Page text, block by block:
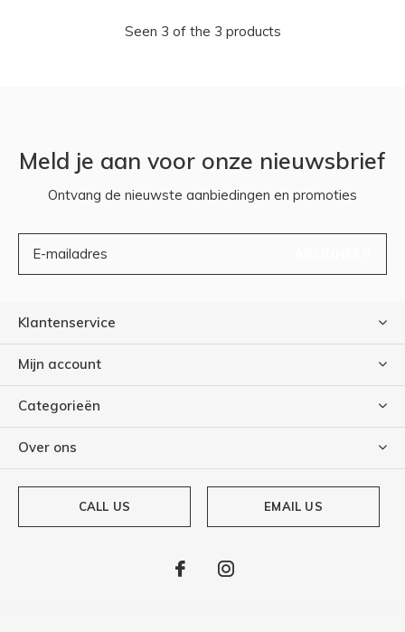
Seen 3 of the 3 products
Meld je aan voor onze nieuwsbrief
Ontvang de nieuwste aanbiedingen en promoties
Klantenservice
Mijn account
Categorieën
Over ons
CALL US EMAIL US